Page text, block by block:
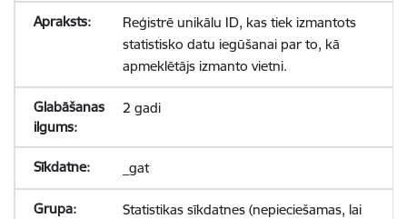
Reģistrē unikālu ID, kas tiek izmantots
statistisko datu iegūšanai par to, kā
apmeklētājs izmanto vietni.
2 gadi
_gat
Statistikas sīkdatnes (nepieciešamas, lai